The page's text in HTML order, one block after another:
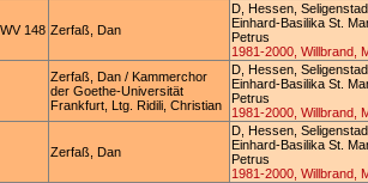
148 Zerfaß, Dan
D, Hessen,
Einhard-Basilika St.
Petrus
1981-2000, Willbrand,
Zerfaß, Dan / Kammerchor
der Goethe-Universität
Frankfurt, Ltg. Ridili, Christian
D, Hessen,
Einhard-Basilika St.
Petrus
1981-2000, Willbrand,
Zerfaß, Dan
D, Hessen,
Einhard-Basilika St.
Petrus
1981-2000, Willbrand,